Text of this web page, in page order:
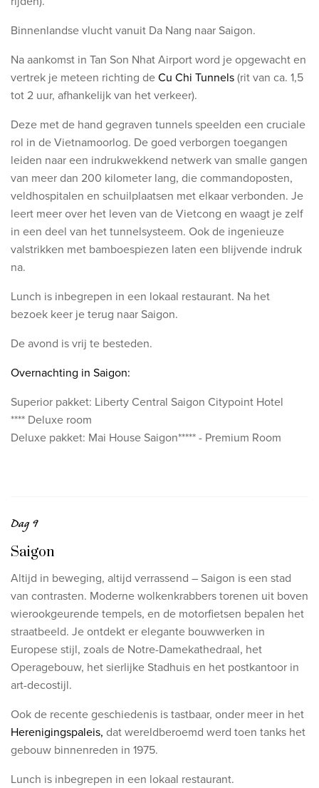
Binnenlandse vlucht vanuit Da Nang naar Saigon.
Na aankomst in Tan Son Nhat Airport word je opgewacht en
vertrek je meteen richting deCu Chi Tunnels(rit van ca. 1,5
tot 2 uur, afhankelijk van het verkeer).
Deze met de hand gegraven tunnels speelden een cruciale
rol in de Vietnamoorlog. De goed verborgen toegangen
leiden naar een indrukwekkend netwerk van smalle gangen
van meer dan 200 kilometer lang, die commandoposten,
veldhospitalen en schuilplaatsen met elkaar verbonden. Je
leert meer over het leven van de Vietcong en waagt je zelf
in een deel van het tunnelsysteem. Ook de ingenieuze
valstrikken met bamboespiezen laten een blijvende indruk
na.
Lunch is inbegrepen in een lokaal restaurant. Na het
bezoek keer je terug naar Saigon.
De avond is vrij te besteden.
Overnachting in Saigon:
Superior pakket: Liberty Central Saigon Citypoint Hotel
**** Deluxe room
Deluxe pakket: Mai House Saigon***** - Premium Room
Dag 9
Saigon
Altijd in beweging, altijd verrassend – Saigon is een stad
van contrasten. Moderne wolkenkrabbers torenen uit boven
wierookgeurende tempels, en de motorfietsen bepalen het
straatbeeld. Je ontdekt er elegante bouwwerken in
Europese stijl, zoals de Notre-Damekathedraal, het
Operagebouw, het sierlijke Stadhuis en het postkantoor in
art-decostijl.
Ook de recente geschiedenis is tastbaar, onder meer in het
Herenigingspaleis, dat wereldberoemd werd toen tanks het
gebouw binnenreden in 1975.
Lunch is inbegrepen in een lokaal restaurant.